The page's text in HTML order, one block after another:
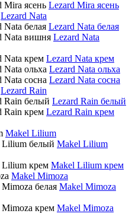
Lezard Mira ясень
Lezard Nata
Lezard Nata белая
Lezard Nata
Lezard Nata крем
Lezard Nata ольха
Lezard Nata сосна
Lezard Rain
Lezard Rain белый
Lezard Rain крем
Makel Lilium
Makel Lilium
Makel Lilium крем
Makel Mimoza
Makel Mimoza
Makel Mimoza